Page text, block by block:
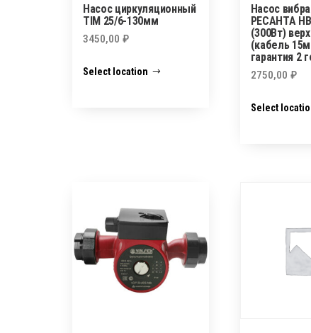
Насос циркуляционный
TIM 25/6-130мм
3450,00 ₽
Select location
Насос
РЕСАНТА
(300Вт)
(кабель
гарантия 2
2750,00 ₽
Select